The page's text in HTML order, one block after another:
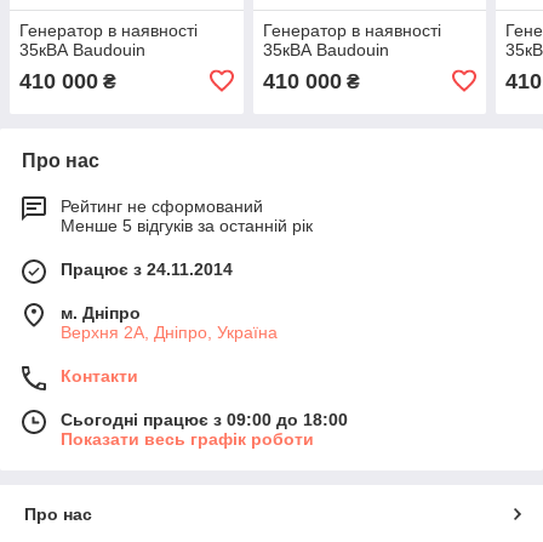
Генератор в наявності
35кВА Baudouin
410 000 ₴
Генератор в наявності
35кВА Baudouin
410 000₴
Про нас
Рейтинг не сформований
Менше 5 відгуків за останній рік
Працює з 24.11.2014
м. Дніпро
Верхня 2А, Дніпро, Україна
Контакти
Сьогодні працює з 09:00 до 18:00
Показати весь графік роботи
Про нас